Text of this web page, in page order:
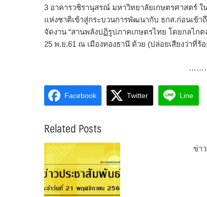
3 อาคารวชิรานุสรณ์ มหาวิทยาลัยเกษตรศาสตร์ ใ
แห่งชาติเข้าสู่กระบวนการพัฒนากับ ธกส.ก่อนเข้า
จัดงาน “สานพลังปฏิรูปภาคเกษตรไทย โดยกลไก
25 พ.ย.61 ณ เมืองทองธานี ด้วย (ปล่อยเสียงว่าที่
Facebook Twitter Line
Related Posts
ข่า